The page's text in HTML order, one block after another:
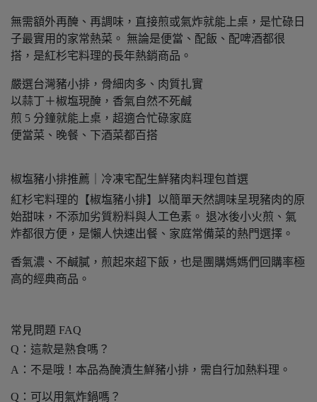
無需額外再醃、再調味，直接煎或氣炸就能上桌，是忙碌日
子最實用的家常熱菜。 無論是便當、配飯、配啤酒都很
搭，是紅杉宅料理的長年熱銷商品。
嚴選台灣豬小排，骨細肉多、肉質扎實
以蒜丁＋椒塩現醃，香氣自然不死鹹
煎 5 分鐘就能上桌，超適合忙碌家庭
便當菜、晚餐、下酒菜都百搭
椒塩豬小排推薦｜冷凍宅配生鮮豬肉料理包首選
紅杉宅料理的【椒塩豬小排】以簡單天然調味呈現豬肉的原
始甜味，不添加劣質粉料與人工色素。 退冰後小火煎、氣
炸都很方便，是懶人快速出餐、家庭常備菜的熱門選擇。
香氣濃、不鹹膩，煎起來超下飯，也是團購媽媽們回購率極
高的經典商品。
常見問題 FAQ
Q：這款是熟食嗎？
A：不是哦！本品為醃漬生鮮豬小排，需自行加熱料理。
Q：可以用氣炸鍋嗎？